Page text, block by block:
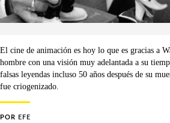
El cine de animación es hoy lo que es gracias a
hombre con una visión muy adelantada a su
falsas leyendas incluso 50 años después de su
fue criogenizado.
POR EFE